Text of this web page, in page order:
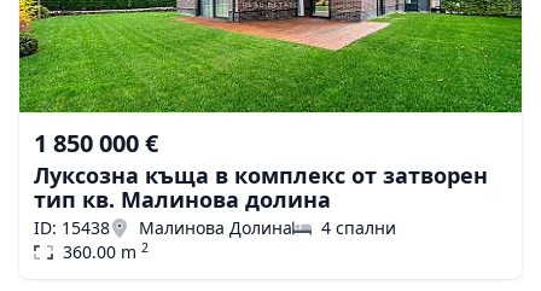
1 850 000 €
Луксозна къща в комплекс от затворен
тип кв. Малинова долина
ID: 15438 Малинова Долина
4 спални
360.00 m 2